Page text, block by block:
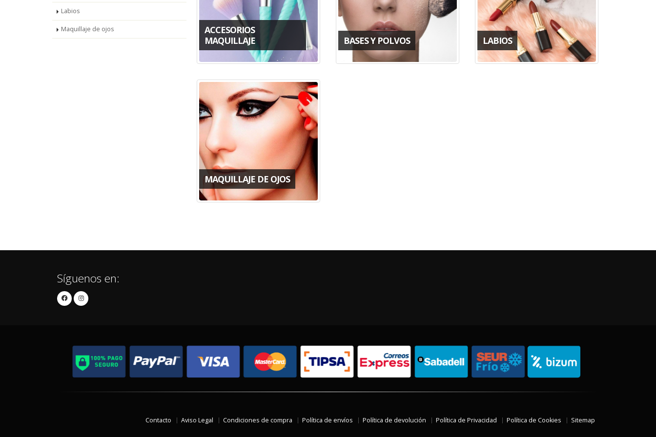
Labios
Maquillaje de ojos
ACCESORIOS
MAQUILLAJE
BASES Y POLVOS LABIOS
MAQUILLAJE DE OJOS
Síguenos en:
Contacto Aviso Legal Condiciones de compra Política de envíos Política de devolución Política de Privacidad Política de Cookies Sitemap